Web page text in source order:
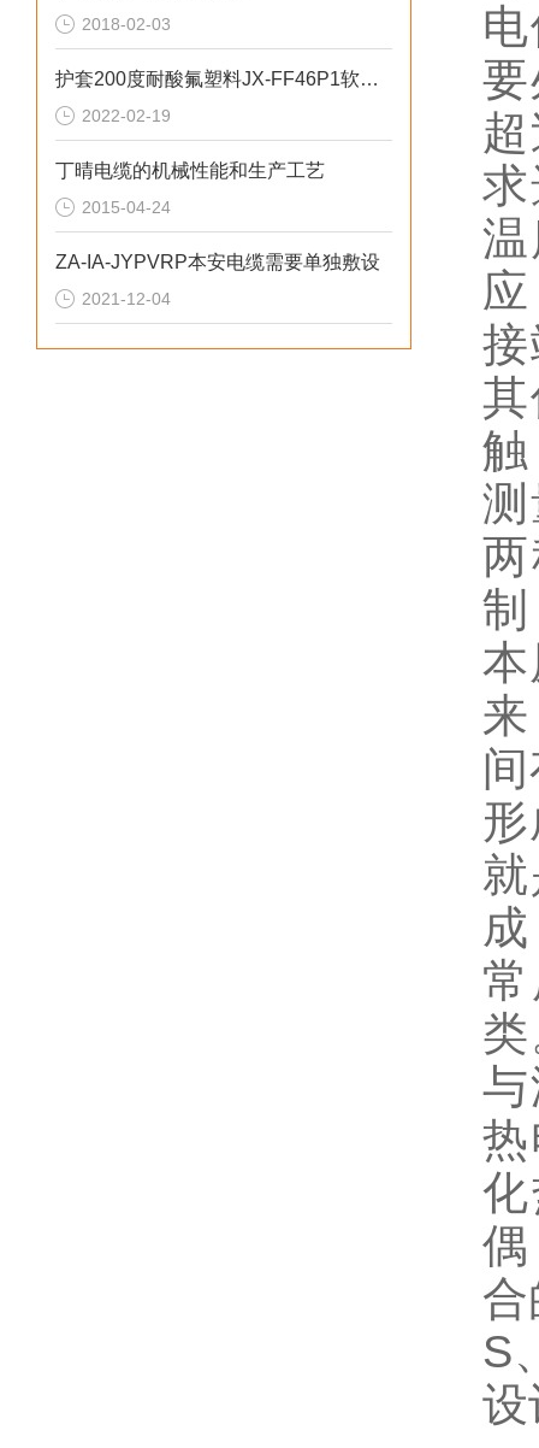
2018-02-03
护套200度耐酸氟塑料JX-FF46P1软心补偿导线
2022-02-19
丁晴电缆的机械性能和生产工艺
2015-04-24
ZA-IA-JYPVRP本安电缆需要单独敷设
2021-12-04
触
S
设